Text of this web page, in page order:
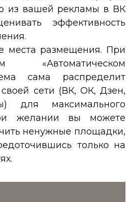
из вашей рекламы в ВК
эффективность
места размещения. При
«Автоматическом
сама распределит
сети (ВК, ОК, Дзен,
для максимального
желании вы можете
ненужные площадки,
только на